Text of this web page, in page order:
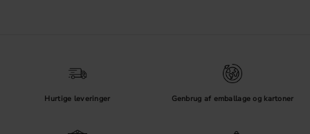
Hurtige leveringer Genbrug af emballage og kartoner